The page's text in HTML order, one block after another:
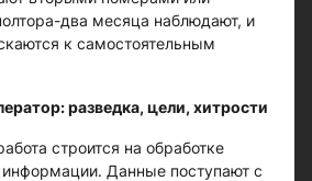
два месяца наблюдают, и
к самостоятельным
разведка, цели, хитрости
строится на обработке
Данные поступают с